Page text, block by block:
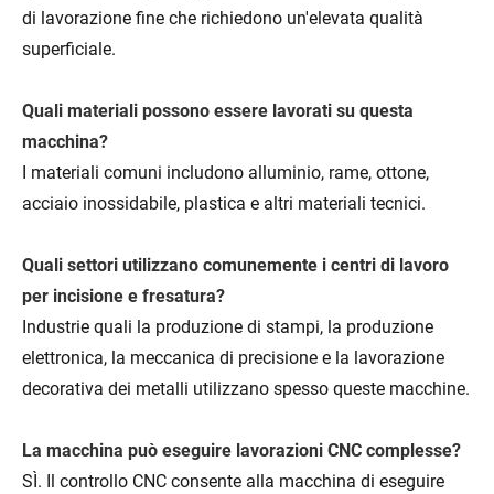
di lavorazione fine che richiedono un'elevata qualità
superficiale.
Quali materiali possono essere lavorati su questa
macchina?
I materiali comuni includono alluminio, rame, ottone,
acciaio inossidabile, plastica e altri materiali tecnici.
Quali settori utilizzano comunemente i centri di lavoro
per incisione e fresatura?
Industrie quali la produzione di stampi, la produzione
elettronica, la meccanica di precisione e la lavorazione
decorativa dei metalli utilizzano spesso queste macchine.
La macchina può eseguire lavorazioni CNC complesse?
SÌ. Il controllo CNC consente alla macchina di eseguire